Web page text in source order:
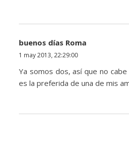
buenos días Roma
1 may 2013, 22:29:00
Ya somos dos, así que no
es la preferida de una de mis